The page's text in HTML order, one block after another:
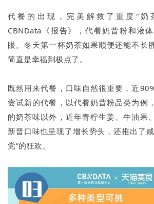
代餐的出现，完美解救了重度“奶
CBNData《报告》，代餐奶昔粉和液
眼。冬天第一杯奶茶如果顺便还能不长
简直是幸福到极点了。
既然用来代餐，口味自然很重要，近
尝试新的代餐，以代餐奶昔粉品类为例
的奶茶味以外，近年青柠生姜、牛油果
新晋口味也呈现了增长势头，还推出了
党”的狂欢。